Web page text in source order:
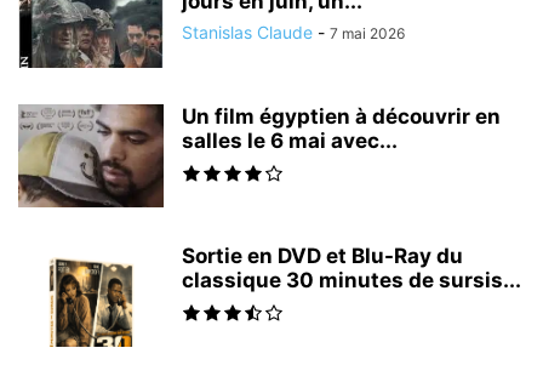
Stanislas Claude - 7 mai 2026
Un film égyptien à découvrir en
salles le 6 mai avec...
Sortie en DVD et Blu-Ray du
classique 30 minutes de sursis...